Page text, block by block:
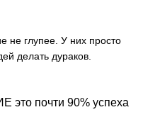
не глупее. У них просто
делать дураков.
почти 90% успеха